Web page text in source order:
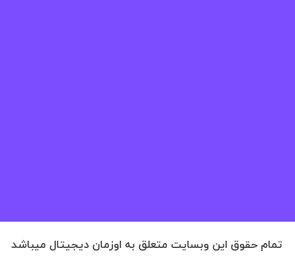
تمام حقوق این وبسایت متعلق به اوزمان دیجیتال میباشد